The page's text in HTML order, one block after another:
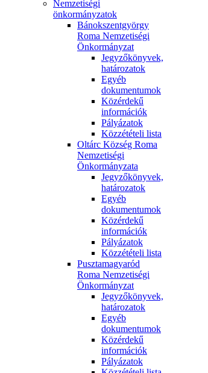
Nemzetiségi
önkormányzatok
Bánokszentgyörgy
Roma Nemzetiségi
Önkormányzat
Jegyzőkönyvek,
határozatok
Egyéb
dokumentumok
Közérdekű
információk
Pályázatok
Közzétételi lista
Oltárc Község Roma
Nemzetiségi
Önkormányzata
Jegyzőkönyvek,
határozatok
Egyéb
dokumentumok
Közérdekű
információk
Pályázatok
Közzétételi lista
Pusztamagyaród
Roma Nemzetiségi
Önkormányzat
Jegyzőkönyvek,
határozatok
Egyéb
dokumentumok
Közérdekű
információk
Pályázatok